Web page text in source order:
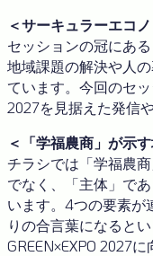
＜サーキュラーエコ
セッションの冠にあ
地域課題の解決や人
ています。今回のセ
2027を見据えた発信
＜「学福農商」が示
チラシでは「学福農
でなく、「主体」で
います。4つの要素が
りの合言葉になると
GREEN×EXPO 2027